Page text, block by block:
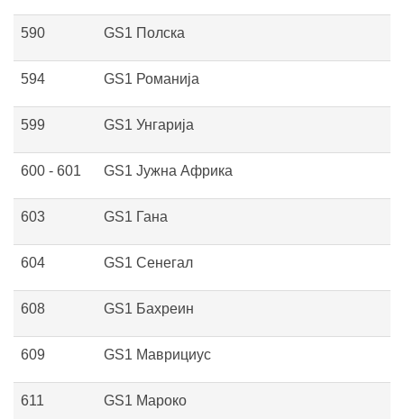
590 GS1 Полска
594 GS1 Романија
599 GS1 Унгарија
600 - 601 GS1 Јужна Африка
603 GS1 Гана
604 GS1 Сенегал
608 GS1 Бахреин
609 GS1 Маврициус
611 GS1 Мароко